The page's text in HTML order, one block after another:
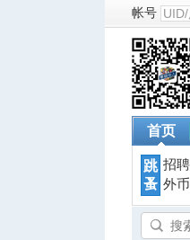
帐号
首页
跳
蚤
招聘
外币